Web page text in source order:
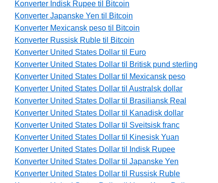
Konverter Indisk Rupee til Bitcoin
Konverter Japanske Yen til Bitcoin
Konverter Mexicansk peso til Bitcoin
Konverter Russisk Ruble til Bitcoin
Konverter United States Dollar til Euro
Konverter United States Dollar til Britisk pund sterling
Konverter United States Dollar til Mexicansk peso
Konverter United States Dollar til Australsk dollar
Konverter United States Dollar til Brasiliansk Real
Konverter United States Dollar til Kanadisk dollar
Konverter United States Dollar til Sveitsisk franc
Konverter United States Dollar til Kinesisk Yuan
Konverter United States Dollar til Indisk Rupee
Konverter United States Dollar til Japanske Yen
Konverter United States Dollar til Russisk Ruble